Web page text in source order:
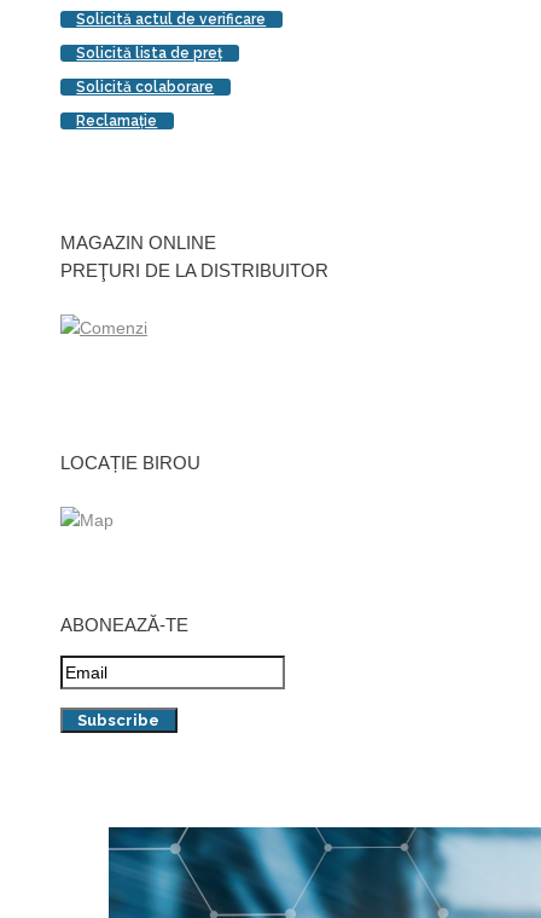
Solicită actul de verificare
Solicită lista de preţ
Solicită colaborare
Reclamaţie
MAGAZIN ONLINE
PREŢURI DE LA DISTRIBUITOR
LOCAȚIE BIROU
ABONEAZĂ-TE